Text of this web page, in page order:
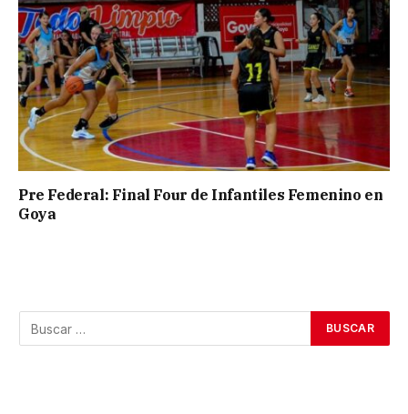
Pre Federal: Final Four de Infantiles Femenino en
Goya